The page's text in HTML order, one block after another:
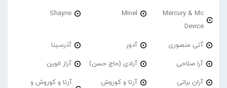
Mercury & Mc
Device
Minel
Shayne
آتی منصوری آدور آذرسینا
آرا صلاحی آرادی (حاج حسن) آراز الوین
آران براتی آرتا و کوروش
آرتا و کوروش و